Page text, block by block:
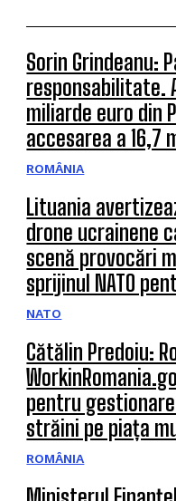
Sorin Grindeanu:
responsabilitate.
miliarde euro din
accesarea a 16,7
ROMÂNIA
Lituania
drone ucrainene
scenă provocări
sprijinul NATO
NATO
Cătălin Predoiu:
pentru
străini pe piața
ROMÂNIA